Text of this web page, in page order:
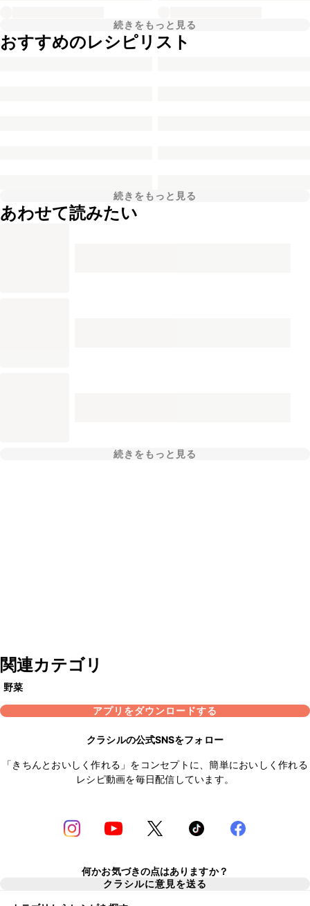
続きをもっと見る
おすすめのレシピリスト
続きをもっと見る
あわせて読みたい
続きをもっと見る
関連カテゴリ
野菜
アプリをダウンロードする
クラシルの公式SNSをフォロー
「きちんとおいしく作れる」をコンセプトに、簡単においしく作れる
レシピ動画を毎日配信しています。
何かお気づきの点はありますか？
クラシルに意見を送る